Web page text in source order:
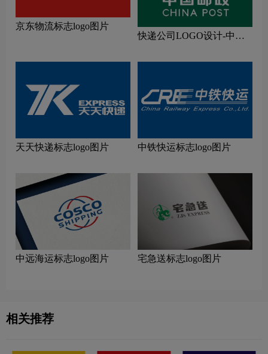
京东物流标志logo图片
快递公司LOGO设计-中国
天天快递标志logo图片 中铁快运标志logo图片
中远海运标志logo图片 宅急送标志logo图片
相关推荐